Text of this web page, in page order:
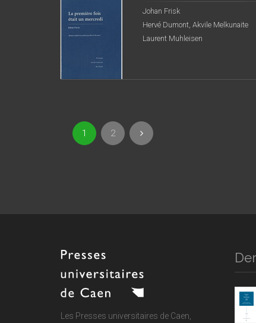
Johan Frisk
Hervé Dumont, Akvile Melkunaite
Laurent Muhleisen
1 2
Les Presses universitaires de Caen,